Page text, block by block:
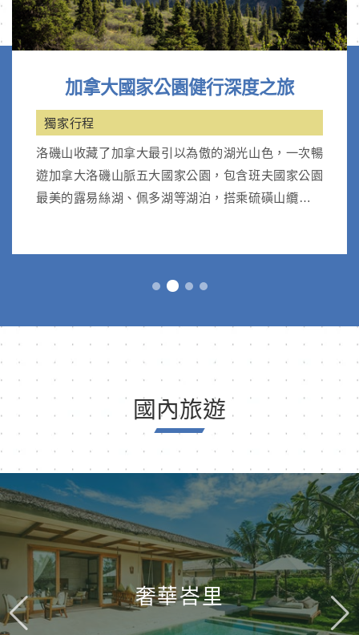
加拿大國家公園健行深度之旅
獨家行程
洛磯山收藏了加拿大最引以為傲的湖光山色，一次暢
遊加拿大洛磯山脈五大國家公園，包含班夫國家公園
最美的露易絲湖、佩多湖等湖泊，搭乘硫磺山纜車；
國內旅遊
奢華峇里